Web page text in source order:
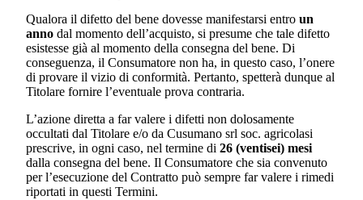
Qualora il difetto del bene dovesse manifestarsi entro un
anno dal momento dell’acquisto, si presume che tale difetto
esistesse già al momento della consegna del bene. Di
conseguenza, il Consumatore non ha, in questo caso, l’onere
di provare il vizio di conformità. Pertanto, spetterà dunque al
Titolare fornire l’eventuale prova contraria.
L’azione diretta a far valere i difetti non dolosamente
occultati dal Titolare e/o da Cusumano srl soc. agricolasi
prescrive, in ogni caso, nel termine di 26 (ventisei) mesi
dalla consegna del bene. Il Consumatore che sia convenuto
per l’esecuzione del Contratto può sempre far valere i rimedi
riportati in questi Termini.